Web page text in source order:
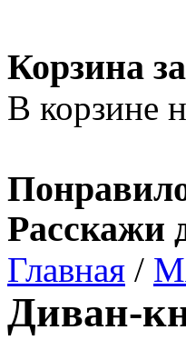
Корзина
В корзине
Расскажи
Главная /
Диван-